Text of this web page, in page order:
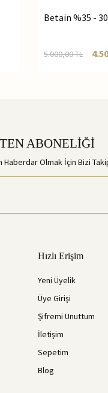
Betain %35 -
5.000,00TL
ABONELİĞİ
Haberdar Olmak İçin Bizi
Hızlı Erişim
Yeni Üyelik
Üye Girişi
Şifremi Unuttum
İletişim
Sepetim
Blog